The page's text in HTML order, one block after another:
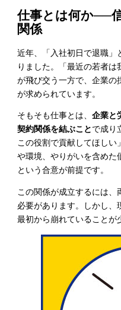
仕事とは何か──
関係
近年、「入社初日で退職」
りました。「最近の若者
が飛び交う一方で、企業の
が求められています。
そもそも仕事とは、企業と
契約関係を結ぶことで成り
この役割で貢献してほしい
や環境、やりがいを含めた
という合意が前提です。
この関係が成立するには
必要があります。しかし、
最初から崩れていることが